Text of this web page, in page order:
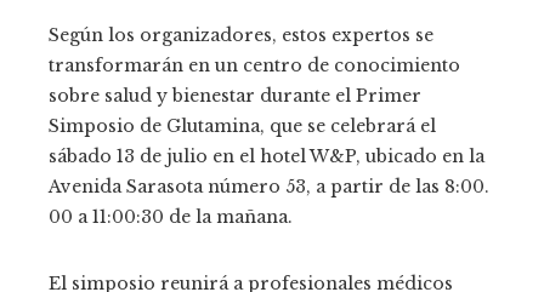
Según los organizadores, estos expertos se
transformarán en un centro de conocimiento
sobre salud y bienestar durante el Primer
Simposio de Glutamina, que se celebrará el
sábado 13 de julio en el hotel W&P, ubicado en la
Avenida Sarasota número 53, a partir de las 8:00.
00 a 11:00:30 de la mañana.
El simposio reunirá a profesionales médicos